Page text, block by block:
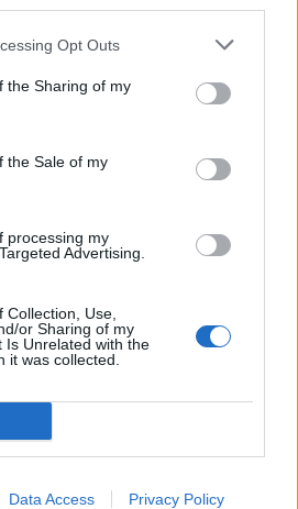
Opt Outs
the Sharing of my
the Sale of my
processing my
Advertising.
Use,
or Sharing of my
Is Unrelated with the
it was collected.
Data Access Privacy Policy